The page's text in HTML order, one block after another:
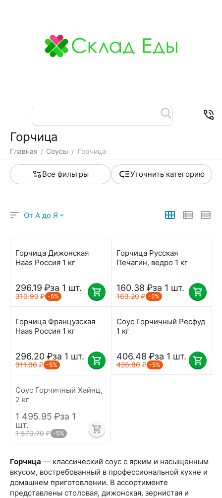
Горчица
Главная / Соусы / Горчица
Все фильтры Уточнить категорию
Горчица — классический соус с ярким и насыщенным
вкусом, востребованный в профессиональной кухне и
домашнем приготовлении. В ассортименте
представлены столовая, дижонская, зернистая и
От А до Я
Горчица Дижонская
Haas Россия 1 кг
296.19 ₽за 1 шт.
310.90₽ -5%
Горчица Русская
Печагин, ведро 1 кг
160.38 ₽за 1 шт.
163.20₽ -2%
Горчица Французская
Haas Россия 1 кг
296.20 ₽за 1 шт.
311.00₽ -5%
Соус Горчичный Ресфуд
1 кг
406.48 ₽за 1 шт.
426.80₽ -5%
Соус Горчичный Хайнц,
2 кг
1 495.95 ₽за 1
шт.
1 570.70₽ -5%